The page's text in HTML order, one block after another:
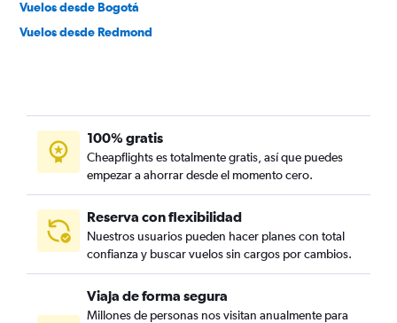
Vuelos desde Bogotá
Vuelos desde Redmond
100% gratis
Cheapflights es totalmente gratis, así que puedes
empezar a ahorrar desde el momento cero.
Reserva con flexibilidad
Nuestros usuarios pueden hacer planes con total
confianza y buscar vuelos sin cargos por cambios.
Viaja de forma segura
Millones de personas nos visitan anualmente para